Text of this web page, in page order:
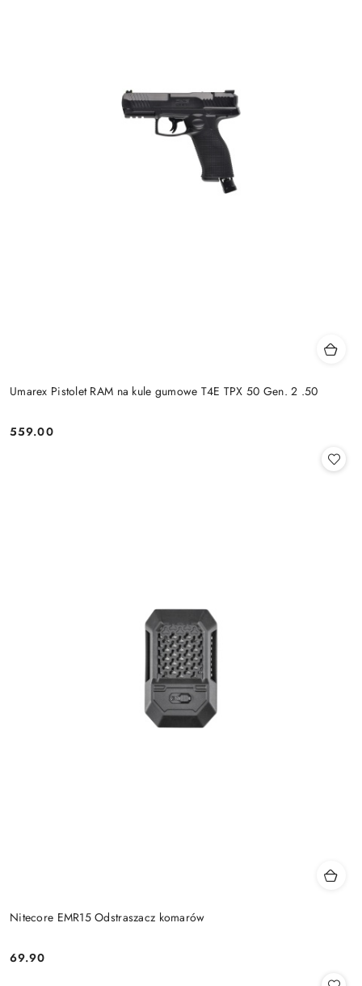
Umarex Pistolet RAM na kule gumowe T4E TPX 50 Gen. 2 .50
Cena:
559.00
Nitecore EMR15 Odstraszacz komarów
Cena:
69.90